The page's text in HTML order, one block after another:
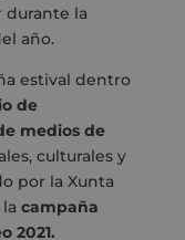
durante la
año.
estival dentro
de
medios de
culturales y
por la Xunta
campaña
2021.